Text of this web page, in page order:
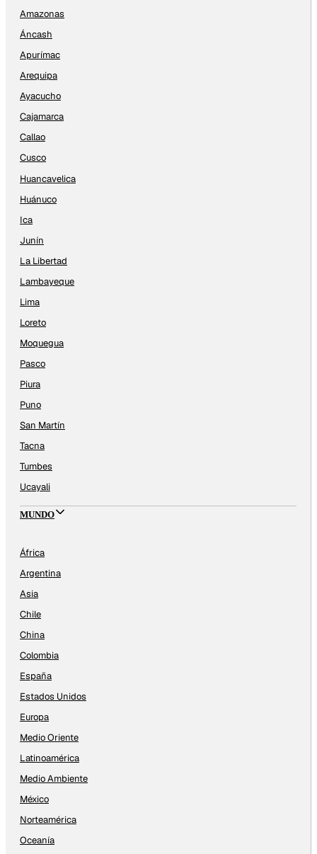
Amazonas
Áncash
Apurímac
Arequipa
Ayacucho
Cajamarca
Callao
Cusco
Huancavelica
Huánuco
Ica
Junín
La Libertad
Lambayeque
Lima
Loreto
Moquegua
Pasco
Piura
Puno
San Martín
Tacna
Tumbes
Ucayali
MUNDO
África
Argentina
Asia
Chile
China
Colombia
España
Estados Unidos
Europa
Medio Oriente
Latinoamérica
Medio Ambiente
México
Norteamérica
Oceanía